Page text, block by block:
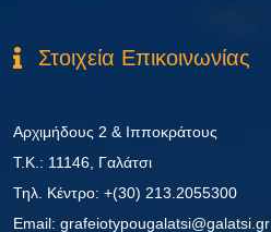
Στοιχεία Επικοινωνίας
Αρχιμήδους 2 & Ιπποκράτους
Τ.Κ.: 11146, Γαλάτσι
Τηλ. Κέντρο: +(30) 213.2055300
Εmail: grafeiotypougalatsi@galatsi.gr